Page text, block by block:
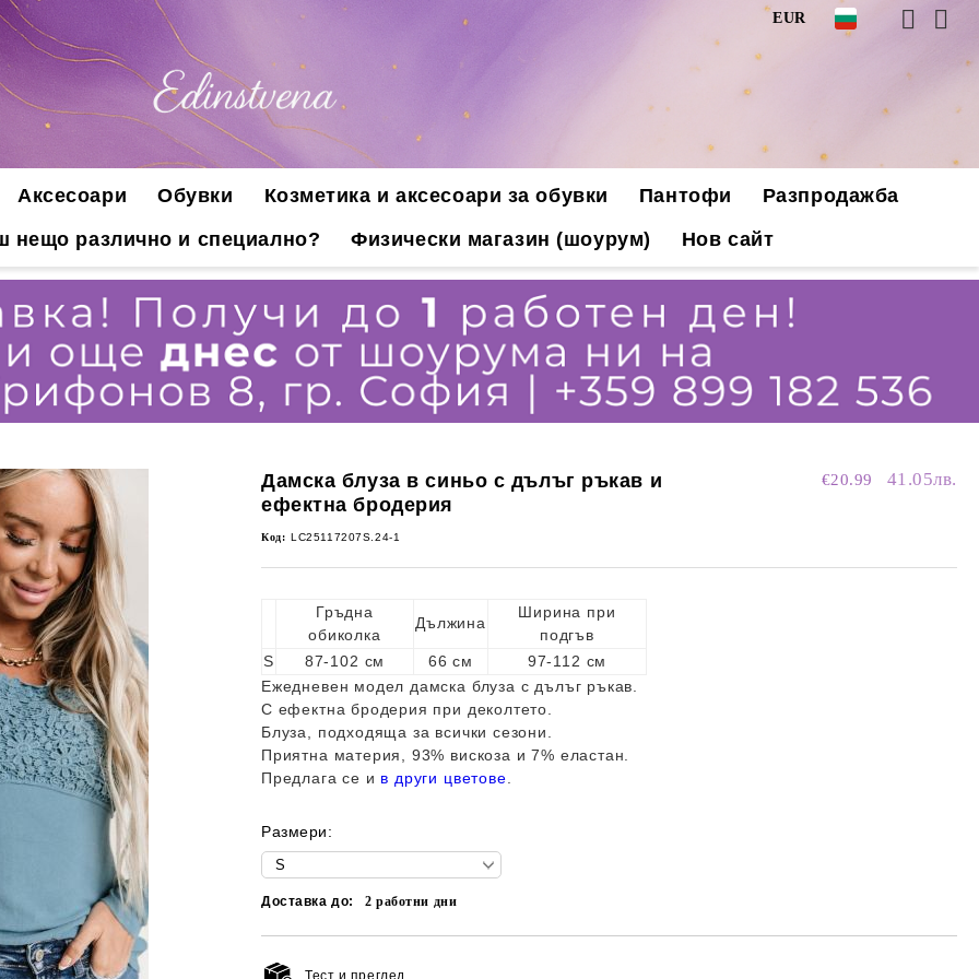
EUR
Аксесоари Обувки Козметика и аксесоари за обувки Пантофи
Разпродажба
нещо различно и специално?
Физически магазин (шоурум) Нов сайт
Дамска блуза в синьо с дълъг ръкав и
ефектна бродерия
€20.99 41.05лв.
Код: LC25117207S.24-1
Гръдна
обиколка
Дължина
Ширина при
подгъв
S
87-102 см 66 см
97-112 см
Ежедневен модел дамска блуза с дълъг ръкав.
С ефектна бродерия при деколтето.
Блуза, подходяща за всички сезони.
Приятна материя, 93% вискоза и 7% еластан.
Предлага се и в други цветове
Размери:
Доставка до: 2работни дни
Тест и преглед.